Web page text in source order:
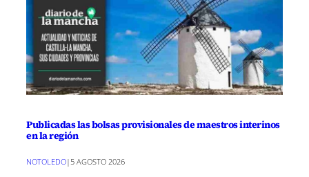
Publicadas las bolsas provisionales de maestros interinos
en la región
NOTOLEDO|5 AGOSTO 2026